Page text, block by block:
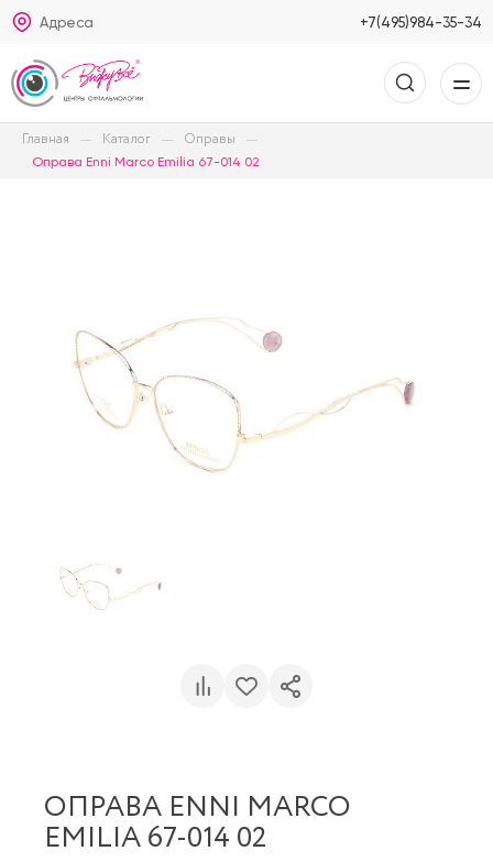
Адреса +7(495)984-35-34
Главная Каталог Оправы
Оправа Enni Marco Emilia 67-014 02
ОПРАВА ENNI MARCO
EMILIA 67-014 02